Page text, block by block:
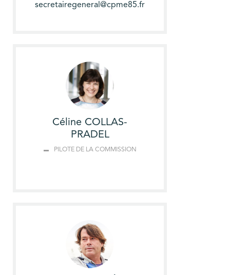
secretairegeneral@cpme85.fr
Céline COLLAS-
PRADEL
PILOTE DE LA COMMISSION